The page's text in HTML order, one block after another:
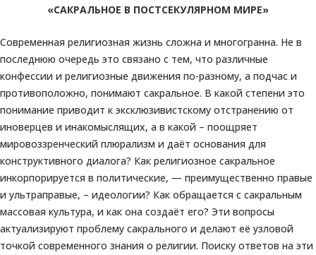
«САКРАЛЬНОЕ В ПОСТСЕКУЛЯРНОМ МИРЕ»
Современная религиозная жизнь сложна и многогранна. Не в
последнюю очередь это связано с тем, что различные
конфессии и религиозные движения по-разному, а подчас и
противоположно, понимают сакральное. В какой степени это
понимание приводит к эксклюзивистскому отстранению от
иноверцев и инакомыслящих, а в какой – поощряет
мировоззренческий плюрализм и даёт основания для
конструктивного диалога? Как религиозное сакральное
инкорпорируется в политические, — преимущественно правые
и ультраправые, – идеологии? Как обращается с сакральным
массовая культура, и как она создаёт его? Эти вопросы
актуализируют проблему сакрального и делают её узловой
точкой современного знания о религии. Поиску ответов на эти